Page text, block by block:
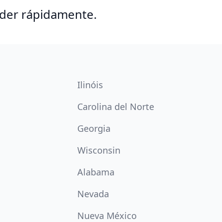
rápidamente.
Ilinóis
Carolina del Norte
Georgia
Wisconsin
Alabama
Nevada
Nueva México